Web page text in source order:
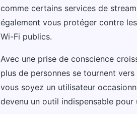
comme certains services de
également vous protéger contre
Wi-Fi publics.
Avec une prise de conscience
plus de personnes se tournent
vous soyez un utilisateur
devenu un outil indispensable pour